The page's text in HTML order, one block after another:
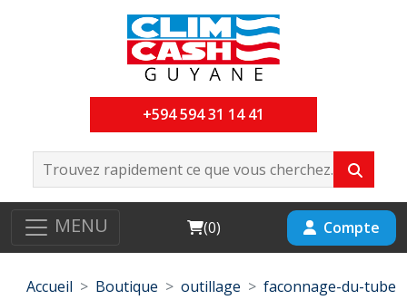
+594 594 31 14 41
MENU Cart
(0) Compte
Accueil Boutique outillage
faconnage-du-tube